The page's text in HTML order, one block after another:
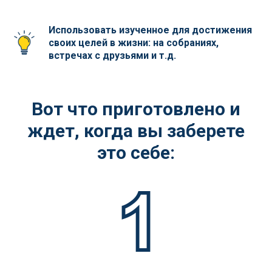
Использовать изученное для достижения
своих целей в жизни: на собраниях,
встречах с друзьями и т.д.
Вот что приготовлено и
ждет, когда вы заберете
это себе: